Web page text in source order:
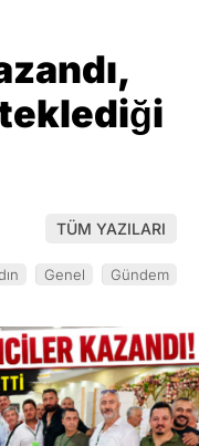
TÜM YAZILARI
Genel Gündem